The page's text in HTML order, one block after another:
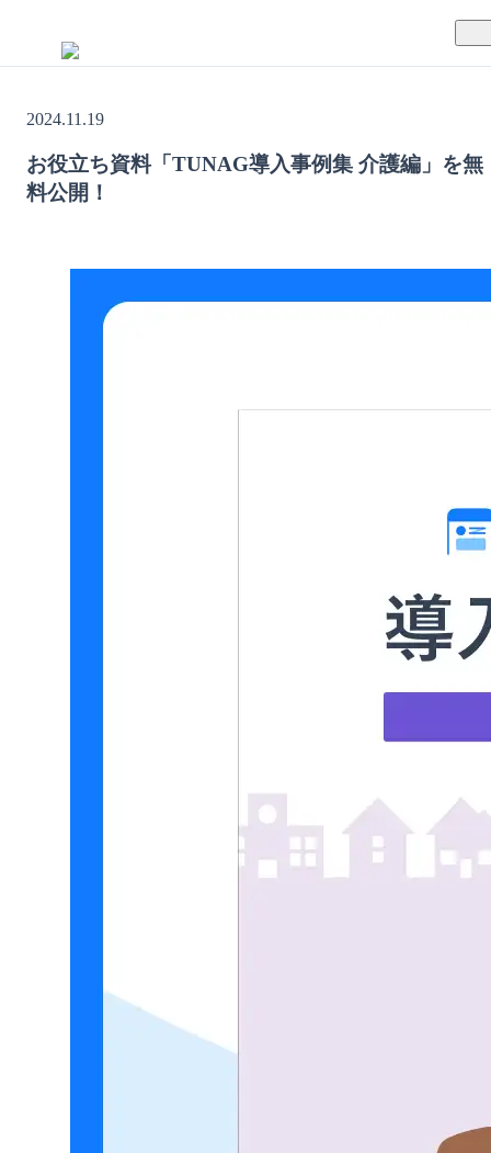
TUNAGの特徴
料金案内
導入事例
運営会社
2024.11.19
お役立ち資料「TUNAG導入事例集 介護編」を無
料公開！